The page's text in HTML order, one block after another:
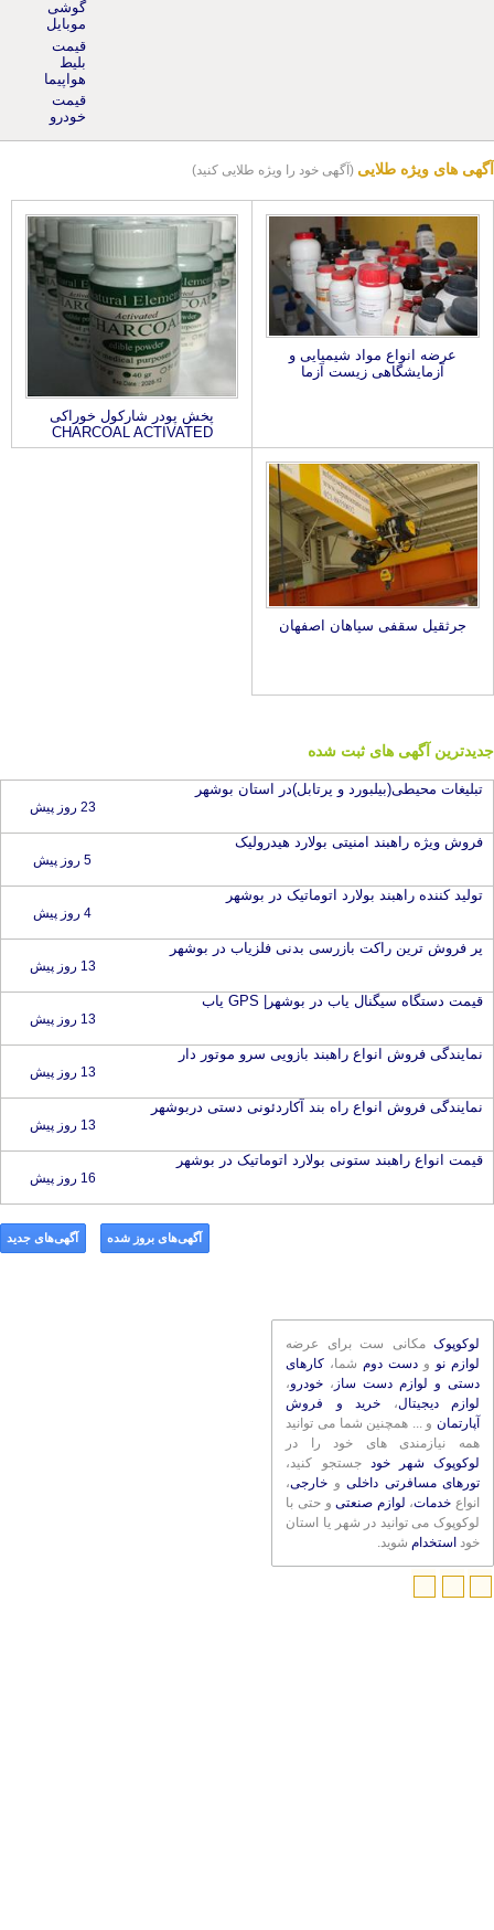
موبایل
قیمت
بلیط
هواپیما
قیمت
خودرو
آگهی های ویژه طلایی (آگهی خود را ویژه طلایی کنید)
عرضه انواع مواد شیمیایی و
آزمایشگاهی زیست آزما
پخش پودر شارکول خوراکی
CHARCOAL ACTIVATED
جرثقیل سقفی سپاهان اصفهان
جدیدترین آگهی های ثبت شده
تبلیغات محیطی(بیلبورد و پرتابل)در استان بوشهر
23 روز پیش
فروش ویژه راهبند امنیتی بولارد هیدرولیک
5 روز پیش
تولید کننده راهبند بولارد اتوماتیک در بوشهر
4 روز پیش
پر فروش ترین راکت بازرسی بدنی فلزیاب در بوشهر
13 روز پیش
قیمت دستگاه سیگنال یاب در بوشهر| GPS یاب
13 روز پیش
نمایندگی فروش انواع راهبند بازویی سرو موتور دار
13 روز پیش
نمایندگی فروش انواع راه بند آکاردئونی دستی دربوشهر
13 روز پیش
قیمت انواع راهبند ستونی بولارد اتوماتیک در بوشهر
16 روز پیش
آگهی‌های جدید آگهی‌های بروز شده
لوکوپوک مکانی ست برای عرضه
لوازم نو و دست دوم شما، کارهای
دستی و لوازم دست ساز ، خودرو،
لوازم دیجیتال، خرید و فروش
آپارتمان و ... همچنین شما می توانید
همه نیازمندی های خود را در
لوکوپوک شهر خود جستجو کنید،
تورهای مسافرتی داخلی و خارجی،
انواع خدمات، لوازم صنعتیو حتی با
لوکوپوک می توانید در شهر یا استان
خود استخدام شوید.